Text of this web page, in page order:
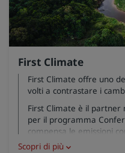
Kunlun
First Climate
First Climate offre uno
volti a contrastare i
First Climate è il partner
per il programma
compensa le emissioni
in Perù, India e Kenya.
Scopri di più